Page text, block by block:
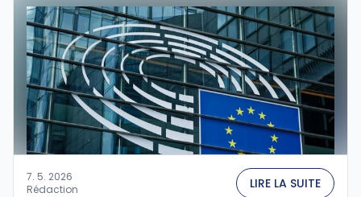
commercialisation des …
7. 5. 2026
Rédaction
LIRE LA SUITE